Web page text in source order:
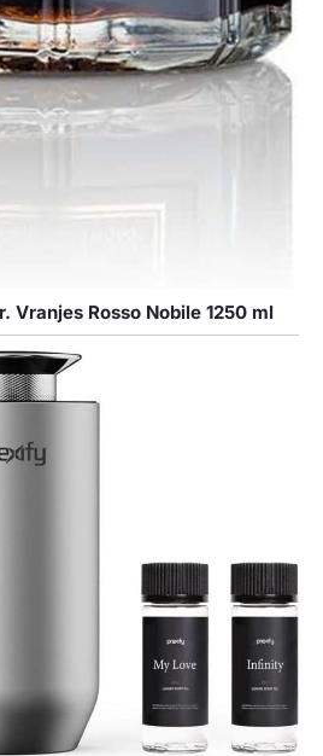
Vranjes Rosso Nobile 1250 ml